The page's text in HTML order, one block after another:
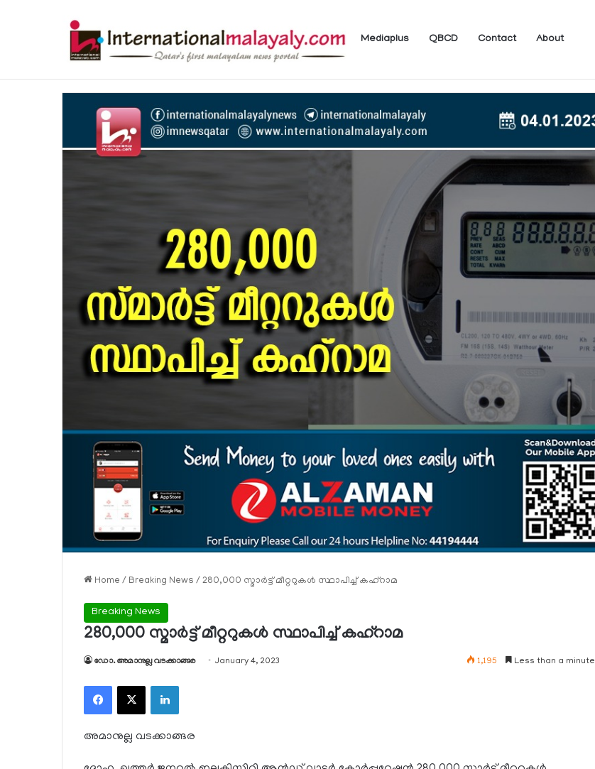
Mediaplus QBCD Contact About
Breaking News ഹോര്‍മുസ് കടലിടുക്ക് ഉടന്‍ തുറന്നേക്കും
Home / Breaking News / 280,000 സ്മാര്‍ട്ട് മീറ്ററുകള്‍ സ്ഥാപിച്ച് കഹ്റാമ
Breaking News
280,000 സ്മാര്‍ട്ട് മീറ്ററുകള്‍ സ്ഥാപിച്ച് കഹ്റാമ
ഡോ. അമാനുല്ല വടക്കാങ്ങര January 4, 2023 1,195 Less than a minute
Facebook
X LinkedIn
അമാനുല്ല വടക്കാങ്ങര